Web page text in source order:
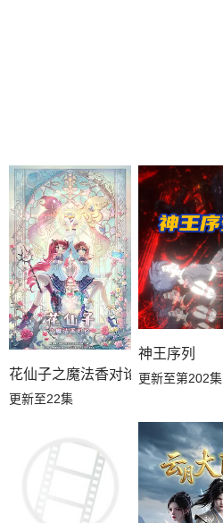
花仙子之魔法香对论
更新至22集
神王序列
更新至第202集